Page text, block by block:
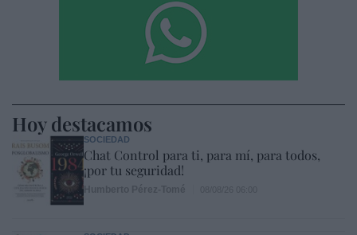
Hoy destacamos
SOCIEDAD
Chat Control para ti, para mí, para todos,
¡por tu seguridad!